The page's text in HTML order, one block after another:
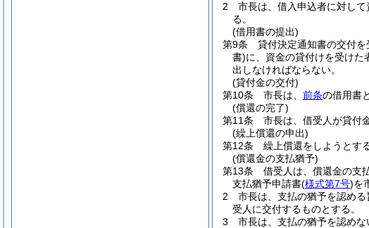
2
市長は、借入申込者に対し
る。
(借用書の提出)
第9条
貸付決定通知書の交付
書)に、資金の貸付けを受けた
出しなければならない。
(貸付金の交付)
第10条
市長は、 前条の借用書
(償還の完了)
第11条
市長は、借受人が貸付
(繰上償還の申出)
第12条
繰上償還をしようとす
(償還金の支払猶予)
第13条
借受人は、償還金の支
支払猶予申請書(様式第7号)を
2
市長は、支払の猶予を認め
受人に交付するものとする。
3
市長は、支払の猶予を認め